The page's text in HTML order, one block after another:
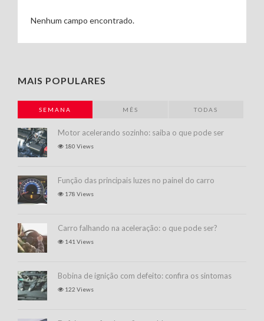
Nenhum campo encontrado.
MAIS POPULARES
SEMANA MÊS TODAS
Motor acelerando sozinho: saiba o que pode ser
180 Views
Função das principais luzes no painel do carro
178 Views
Carro falhando na aceleração: o que pode ser?
141 Views
Bobina de ignição com defeito: confira os sintomas
122 Views